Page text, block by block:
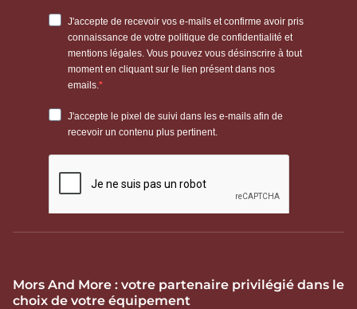
Mors And More : votre partenaire privilégié dans le
choix de votre équipement